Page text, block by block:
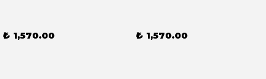
₺ 1,570.00 ₺ 1,570.00